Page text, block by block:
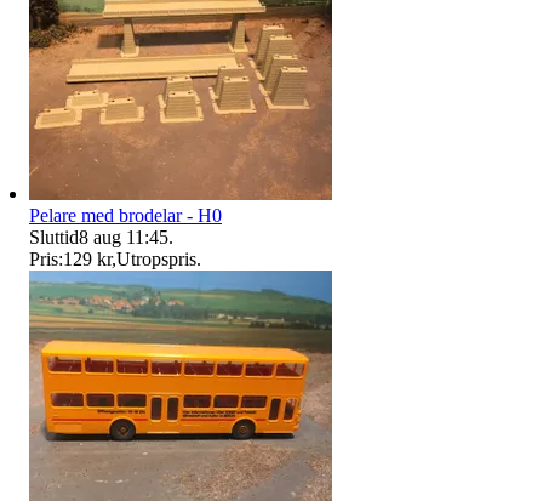
Pelare med brodelar - H0
Sluttid8 aug 11:45.
Pris:129 kr,Utropspris.